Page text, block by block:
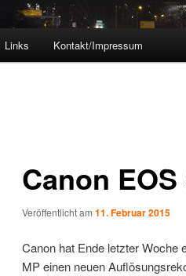
Links Kontakt/Impressum
Canon
Veröffentlicht am 11. Februar 2015
Canon hat Ende letzter Woche
MP einen neuen